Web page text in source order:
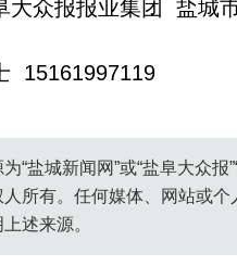
大众报报业集团 盐城
15161997119
“盐城新闻网”或“盐阜大众
所有。任何媒体、网站或
述来源。